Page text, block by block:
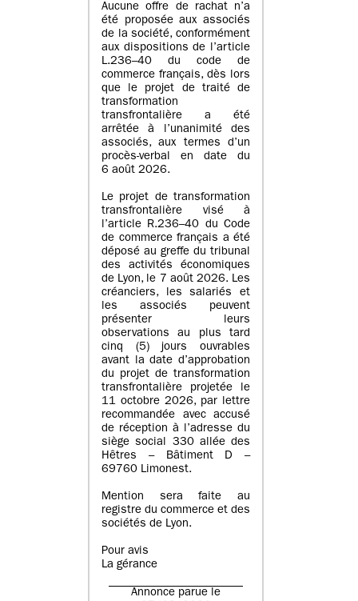
Aucune offre de rachat n’a
été proposée aux associés
de la société, conformément
aux dispositions de l’article
L.236–40 du code de
commerce français, dès lors
que le projet de traité de
transformation
transfrontalière a été
arrêtée à l’unanimité des
associés, aux termes d’un
procès-verbal en date du
6 août 2026.
Le projet de transformation
transfrontalière visé à
l’article R.236–40 du Code
de commerce français a été
déposé au greffe du tribunal
des activités économiques
de Lyon, le 7 août 2026. Les
créanciers, les salariés et
les associés peuvent
présenter leurs
observations au plus tard
cinq (5) jours ouvrables
avant la date d’approbation
du projet de transformation
transfrontalière projetée le
11 octobre 2026, par lettre
recommandée avec accusé
de réception à l’adresse du
siège social 330 allée des
Hêtres – Bâtiment D –
69760 Limonest.
Mention sera faite au
registre du commerce et des
sociétés de Lyon.
Pour avis
La gérance
Annonce parue le